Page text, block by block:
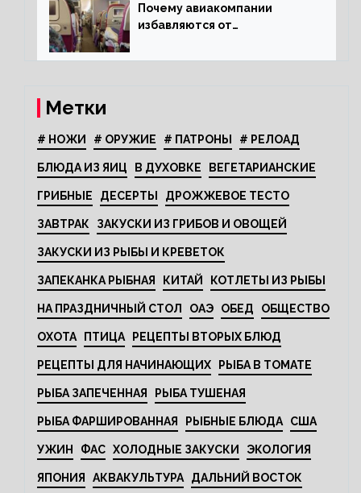
Почему авиакомпании
избавляются от
Метки
# НОЖИ # ОРУЖИЕ # ПАТРОНЫ # РЕЛОАД
БЛЮДА ИЗ ЯИЦ В ДУХОВКЕ ВЕГЕТАРИАНСКИЕ
ГРИБНЫЕ ДЕСЕРТЫ ДРОЖЖЕВОЕ ТЕСТО
ЗАВТРАК ЗАКУСКИ ИЗ ГРИБОВ И ОВОЩЕЙ
ЗАКУСКИ ИЗ РЫБЫ И КРЕВЕТОК
ЗАПЕКАНКА РЫБНАЯ КИТАЙ КОТЛЕТЫ ИЗ РЫБЫ
НА ПРАЗДНИЧНЫЙ СТОЛ ОАЭ ОБЕД ОБЩЕСТВО
ОХОТА ПТИЦА РЕЦЕПТЫ ВТОРЫХ БЛЮД
РЕЦЕПТЫ ДЛЯ НАЧИНАЮЩИХ РЫБА В ТОМАТЕ
РЫБА ЗАПЕЧЕННАЯ РЫБА ТУШЕНАЯ
РЫБА ФАРШИРОВАННАЯ РЫБНЫЕ БЛЮДА США
УЖИН ФАС ХОЛОДНЫЕ ЗАКУСКИ ЭКОЛОГИЯ
ЯПОНИЯ АКВАКУЛЬТУРА ДАЛЬНИЙ ВОСТОК